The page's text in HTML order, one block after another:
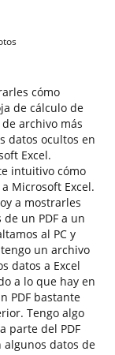
cómo
de cálculo de
archivo más
datos ocultos en
Excel.
intuitivo cómo
Microsoft Excel.
a mostrarles
un PDF a un
al PC y
un archivo
datos a Excel
a lo que hay en
PDF bastante
Tengo algo
parte del PDF
algunos datos de